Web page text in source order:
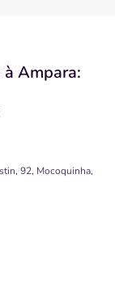
Ampara:
92, Mocoquinha,